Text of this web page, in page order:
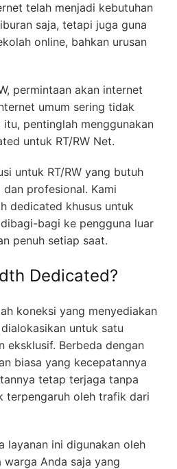
telah menjadi kebutuhan
saja, tetapi juga guna
online, bahkan urusan
permintaan akan internet
umum sering tidak
itu, pentinglah menggunakan
untuk RT/RW Net.
untuk RT/RW yang butuh
profesional. Kami
dedicated khusus untuk
bagi ke pengguna luar
penuh setiap saat.
Dedicated?
koneksi yang menyediakan
untuk satu
eksklusif. Berbeda dengan
biasa yang kecepatannya
tetap terjaga tanpa
terpengaruh oleh trafik dari
layanan ini digunakan oleh
warga Anda saja yang